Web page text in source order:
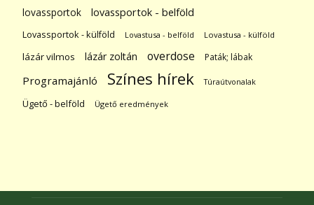
lovassportok lovassportok - belföld
Lovassportok - külföld Lovastusa - belföld Lovastusa - külföld
lázár vilmos lázár zoltán overdose Paták; lábak
Programajánló Színes hírek Túraútvonalak
Ügető - belföld Ügető eredmények